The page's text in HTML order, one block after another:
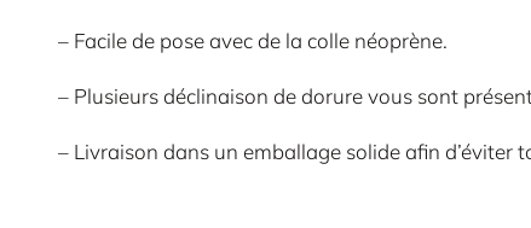
– Facile de pose avec de la colle néoprène.
– Plusieurs déclinaison de dorure vous sont
– Livraison dans un emballage solide afin d’éviter